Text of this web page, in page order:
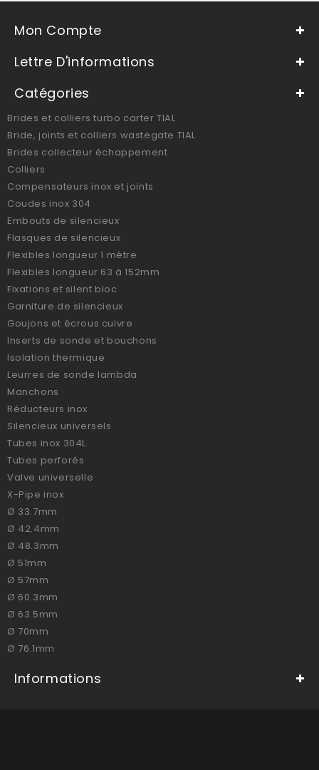
Mon Compte
Lettre D'informations
Catégories
Brides et colliers turbo carter TIAL
Bride, joints et colliers wastegate TIAL
Brides collecteur échappement
Colliers
Compensateurs inox et joints
Coudes inox 304
Embouts de silencieux
Flasques de silencieux
Flexibles longueur 1 mètre
Flexibles longueur 63 à 152mm
Fixations et silent bloc
Garniture de silencieux
Goujons et écrous cuivre
Inserts de sonde et bouchons
Isolation thermique
Leurres de sonde lambda
Manchons
Réducteurs inox
Silencieux universels
Tubes inox 304L
Tubes perforés
Valve universelle
X-Pipe inox
Ø 33.7mm
Ø 42.4mm
Ø 48.3mm
Ø 51mm
Ø 57mm
Ø 60.3mm
Ø 63.5mm
Ø 70mm
Ø 76.1mm
Informations